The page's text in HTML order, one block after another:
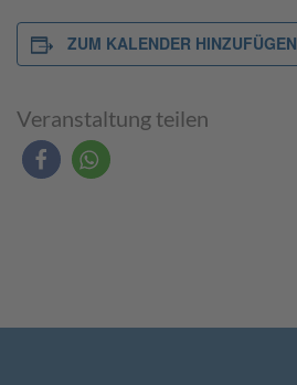
ZUM KALENDER HINZUFÜGEN
Veranstaltung teilen